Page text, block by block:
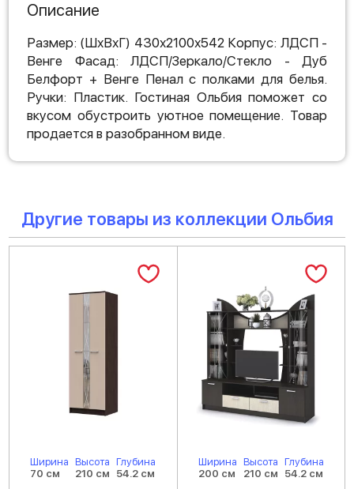
Описание
Размер: (ШхВхГ) 430х2100х542 Корпус: ЛДСП -
Венге Фасад: ЛДСП/Зеркало/Стекло - Дуб
Белфорт + Венге Пенал с полками для белья.
Ручки: Пластик. Гостиная Ольбия поможет со
вкусом обустроить уютное помещение. Товар
продается в разобранном виде.
Другие товары из коллекции Ольбия
Ширина
70 см
Высота
210 см
Глубина
54.2 см
Ширина
200 см
Высота
210 см
Глубина
54.2 см